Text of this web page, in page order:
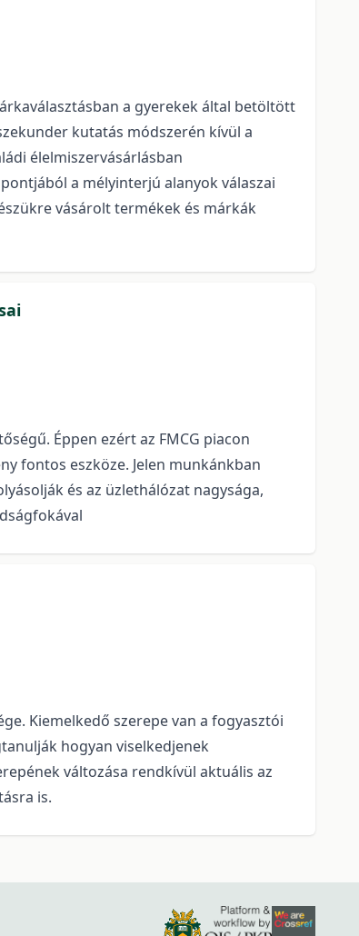
a gyerekek által betöltött
kutatás módszerén kívül a
élelmiszervásárlásban
a mélyinterjú alanyok válaszai
vásárolt termékek és márkák
Éppen ezért az FMCG piacon
fontos eszköze. Jelen munkánkban
és az üzlethálózat nagysága,
Kiemelkedő szerepe van a fogyasztói
hogyan viselkedjenek
változása rendkívül aktuális az
is.